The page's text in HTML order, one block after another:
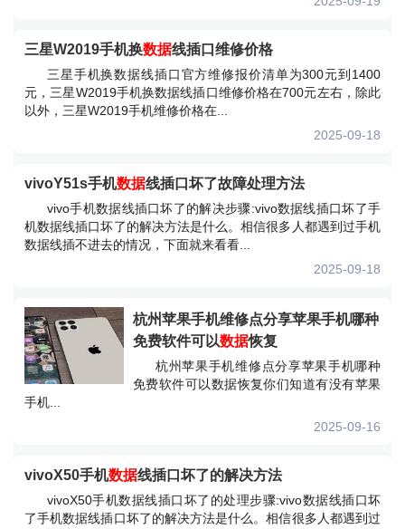
三星W2019手机换数据线插口维修价格
三星手机换数据线插口官方维修报价清单为300元到1400
元，三星W2019手机换数据线插口维修价格在700元左右，除此
以外，三星W2019手机维修价格在...
2025-09-18
vivoY51s手机数据线插口坏了故障处理方法
vivo手机数据线插口坏了的解决步骤:vivo数据线插口坏了手
机数据线插口坏了的解决方法是什么。相信很多人都遇到过手机
数据线插不进去的情况，下面就来看看...
2025-09-18
杭州苹果手机维修点分享苹果手机哪种
免费软件可以数据恢复
杭州苹果手机维修点分享苹果手机哪种
免费软件可以数据恢复你们知道有没有苹果
手机...
2025-09-16
vivoX50手机数据线插口坏了的解决方法
vivoX50手机数据线插口坏了的处理步骤:vivo数据线插口坏
了手机数据线插口坏了的解决方法是什么。相信很多人都遇到过